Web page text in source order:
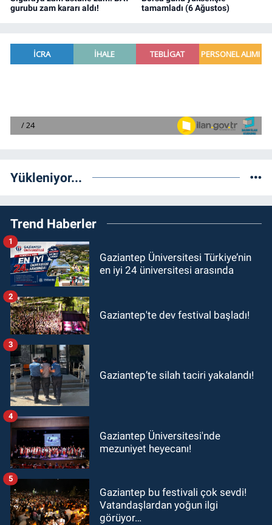
gurubu zam kararı aldı!
tamamladı (6 Ağustos)
Yükleniyor...
Trend Haberler
Gaziantep Üniversitesi Türkiye’nin
en iyi 24 üniversitesi arasında
1
Gaziantep'te dev festival başladı!
2
Gaziantep’te silah taciri yakalandı!
3
Gaziantep Üniversitesi'nde
mezuniyet heyecanı!
4
Gaziantep bu festivali çok sevdi!
Vatandaşlardan yoğun ilgi
görüyor…
5